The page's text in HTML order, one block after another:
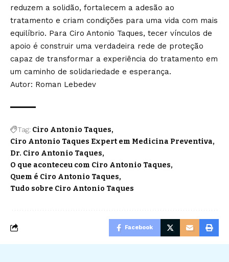
reduzem a solidão, fortalecem a adesão ao
tratamento e criam condições para uma vida com mais
equilíbrio. Para Ciro Antonio Taques, tecer vínculos de
apoio é construir uma verdadeira rede de proteção
capaz de transformar a experiência do tratamento em
um caminho de solidariedade e esperança.
Autor: Roman Lebedev
Tag: Ciro Antonio Taques
Ciro Antonio Taques Expert em Medicina Preventiva
Dr. Ciro Antonio Taques
O que aconteceu com Ciro Antonio Taques
Quem é Ciro Antonio Taques
Tudo sobre Ciro Antonio Taques
Facebook